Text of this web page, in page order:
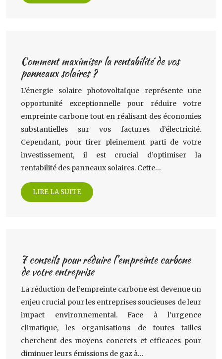
Comment maximiser la rentabilité de vos
panneaux solaires ?
L’énergie solaire photovoltaïque représente une
opportunité exceptionnelle pour réduire votre
empreinte carbone tout en réalisant des économies
substantielles sur vos factures d’électricité.
Cependant, pour tirer pleinement parti de votre
investissement, il est crucial d’optimiser la
rentabilité des panneaux solaires. Cette…
LIRE LA SUITE
7 conseils pour réduire l’empreinte carbone
de votre entreprise
La réduction de l’empreinte carbone est devenue un
enjeu crucial pour les entreprises soucieuses de leur
impact environnemental. Face à l’urgence
climatique, les organisations de toutes tailles
cherchent des moyens concrets et efficaces pour
diminuer leurs émissions de gaz à…